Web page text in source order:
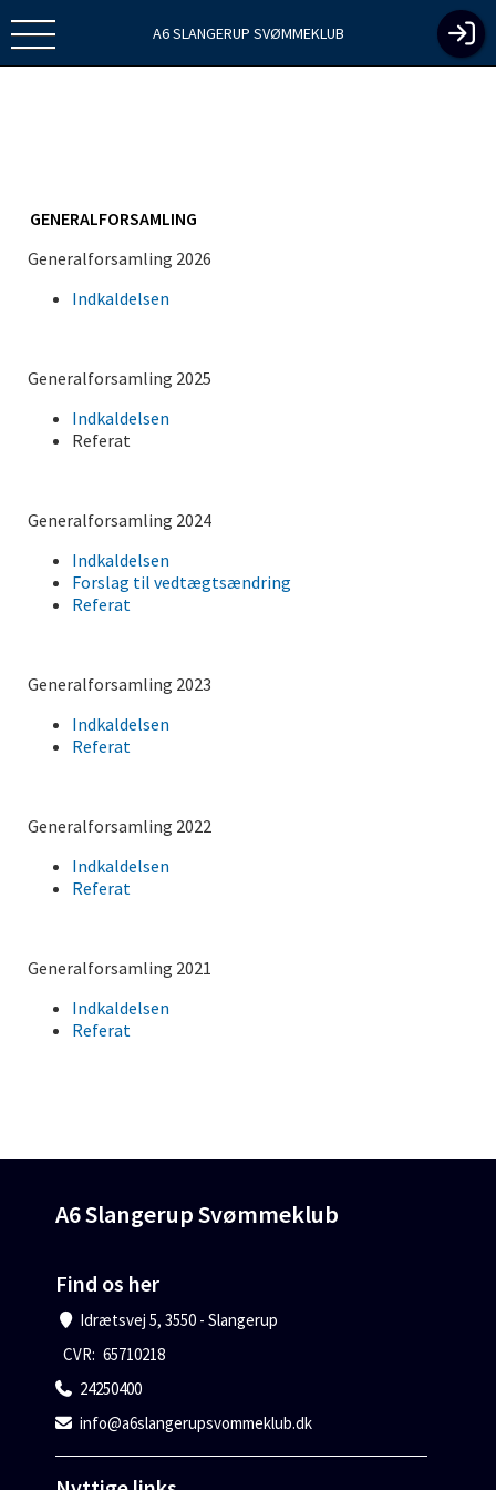
A6 SLANGERUP SVØMMEKLUB
GENERALFORSAMLING
Generalforsamling 2026
Indkaldelsen
Generalforsamling 2025
Indkaldelsen
Referat
Generalforsamling 2024
Indkaldelsen
Forslag til vedtægtsændring
Referat
Generalforsamling 2023
Indkaldelsen
Referat
Generalforsamling 2022
Indkaldelsen
Referat
Generalforsamling 2021
Indkaldelsen
Referat
A6 Slangerup Svømmeklub
Find os her
Idrætsvej 5, 3550 - Slangerup
CVR: 65710218
24250400
info@a6slangerupsvommeklub.dk